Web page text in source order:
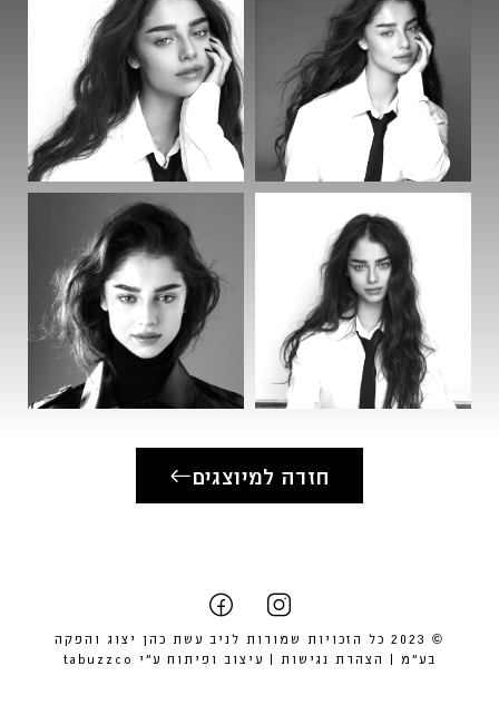
חזרה למיוצגים
© 2023 כל הזכויות שמורות לניב עשת כהן יצוג והפקה
בע״מ |
הצהרת נגישות | עיצוב ופיתוח ע״י tabuzzco